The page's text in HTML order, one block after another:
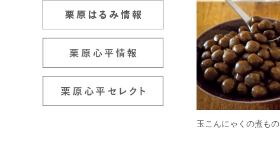
玉こんにゃくの煮もの